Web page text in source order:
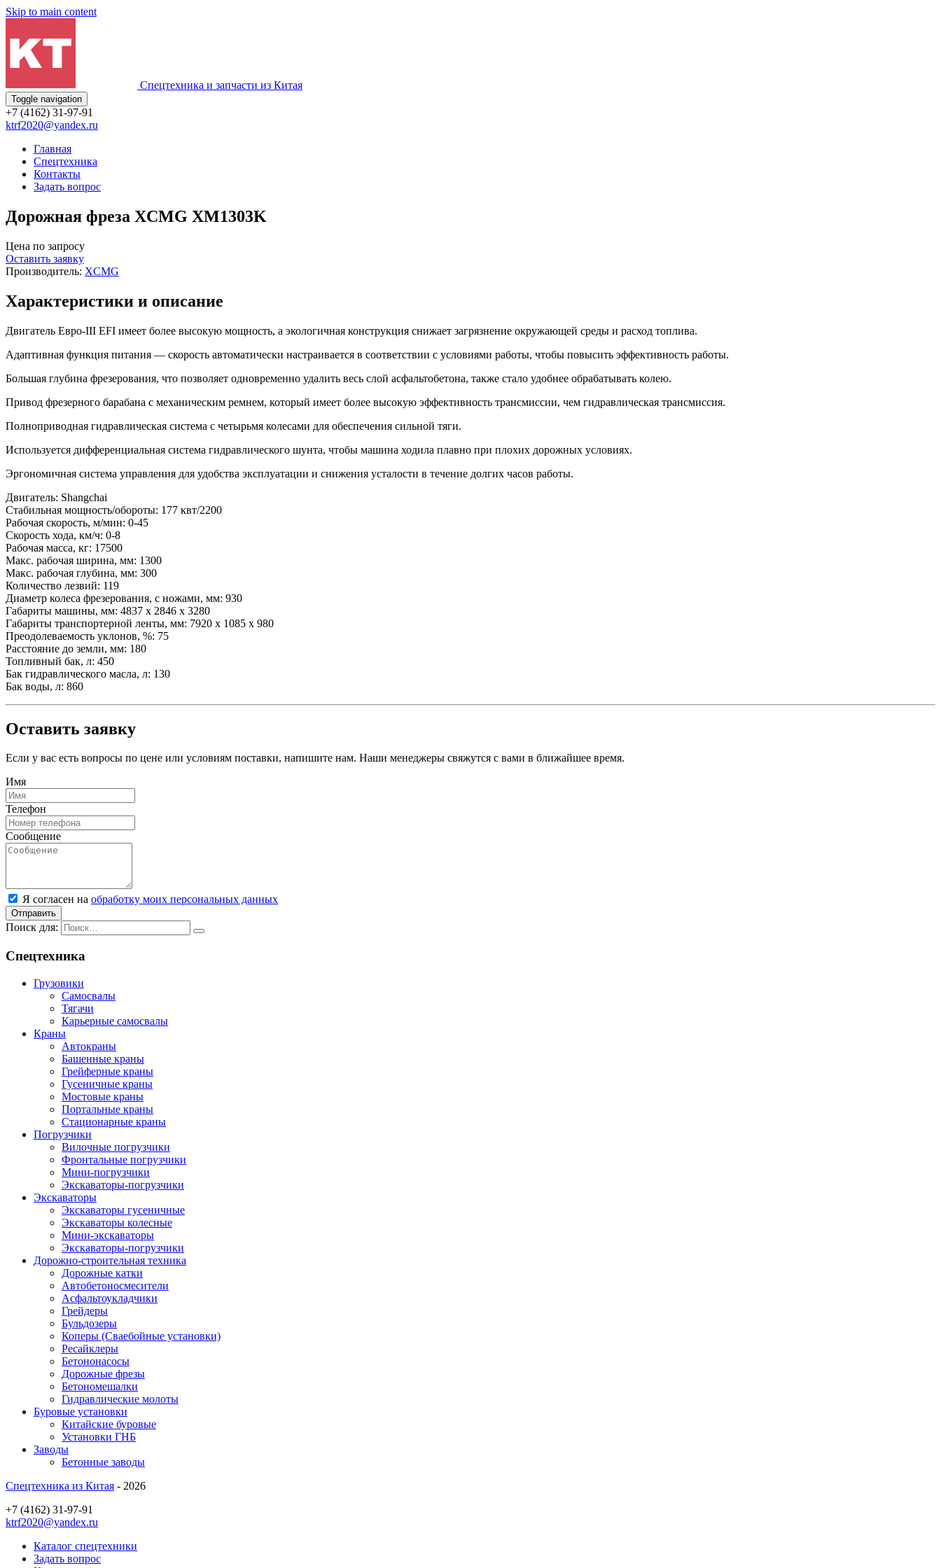
Skip to main content
Спецтехника и запчасти из Китая
Toggle navigation
+7 (4162) 31-97-91
ktrf2020@yandex.ru
Главная
Спецтехника
Контакты
Задать вопрос
Дорожная фреза XCMG XM1303K
Цена по запросу
Оставить заявку
Производитель: XCMG
Характеристики и описание
Двигатель Евро-III EFI имеет более высокую мощность, а экологичная конструкция снижает загрязнение окружающей среды и расход топлива.
Адаптивная функция питания — скорость автоматически настраивается в соответствии с условиями работы, чтобы повысить эффективность работы.
Большая глубина фрезерования, что позволяет одновременно удалить весь слой асфальтобетона, также стало удобнее обрабатывать колею.
Привод фрезерного барабана с механическим ремнем, который имеет более высокую эффективность трансмиссии, чем гидравлическая трансмиссия.
Полноприводная гидравлическая система с четырьмя колесами для обеспечения сильной тяги.
Используется дифференциальная система гидравлического шунта, чтобы машина ходила плавно при плохих дорожных условиях.
Эргономичная система управления для удобства эксплуатации и снижения усталости в течение долгих часов работы.
Двигатель: Shangchai
Стабильная мощность/обороты: 177 квт/2200
Рабочая скорость, м/мин: 0-45
Скорость хода, км/ч: 0-8
Рабочая масса, кг: 17500
Макс. рабочая ширина, мм: 1300
Макс. рабочая глубина, мм: 300
Количество лезвий: 119
Диаметр колеса фрезерования, с ножами, мм: 930
Габариты машины, мм: 4837 x 2846 x 3280
Габариты транспортерной ленты, мм: 7920 x 1085 x 980
Преодолеваемость уклонов, %: 75
Расстояние до земли, мм: 180
Топливный бак, л: 450
Бак гидравлического масла, л: 130
Бак воды, л: 860
Оставить заявку
Если у вас есть вопросы по цене или условиям поставки, напишите нам. Наши менеджеры свяжутся с вами в ближайшее время.
Имя
Телефон
Сообщение
Я согласен на обработку моих персональных данных
Отправить
Поиск для:
Спецтехника
Грузовики
Самосвалы
Тягачи
Карьерные самосвалы
Краны
Автокраны
Башенные краны
Грейферные краны
Гусеничные краны
Мостовые краны
Портальные краны
Стационарные краны
Погрузчики
Вилочные погрузчики
Фронтальные погрузчики
Мини-погрузчики
Экскаваторы-погрузчики
Экскаваторы
Экскаваторы гусеничные
Экскаваторы колесные
Мини-экскаваторы
Экскаваторы-погрузчики
Дорожно-строительная техника
Дорожные катки
Автобетоносмесители
Асфальтоукладчики
Грейдеры
Бульдозеры
Коперы (Сваебойные установки)
Ресайклеры
Бетононасосы
Дорожные фрезы
Бетономешалки
Гидравлические молоты
Буровые установки
Китайские буровые
Установки ГНБ
Заводы
Бетонные заводы
Спецтехника из Китая - 2026
+7 (4162) 31-97-91
ktrf2020@yandex.ru
Каталог спецтехники
Задать вопрос